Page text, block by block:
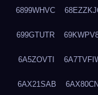
6899WHVC
699GTUTR
6A5ZOVTI
6AX21SAB